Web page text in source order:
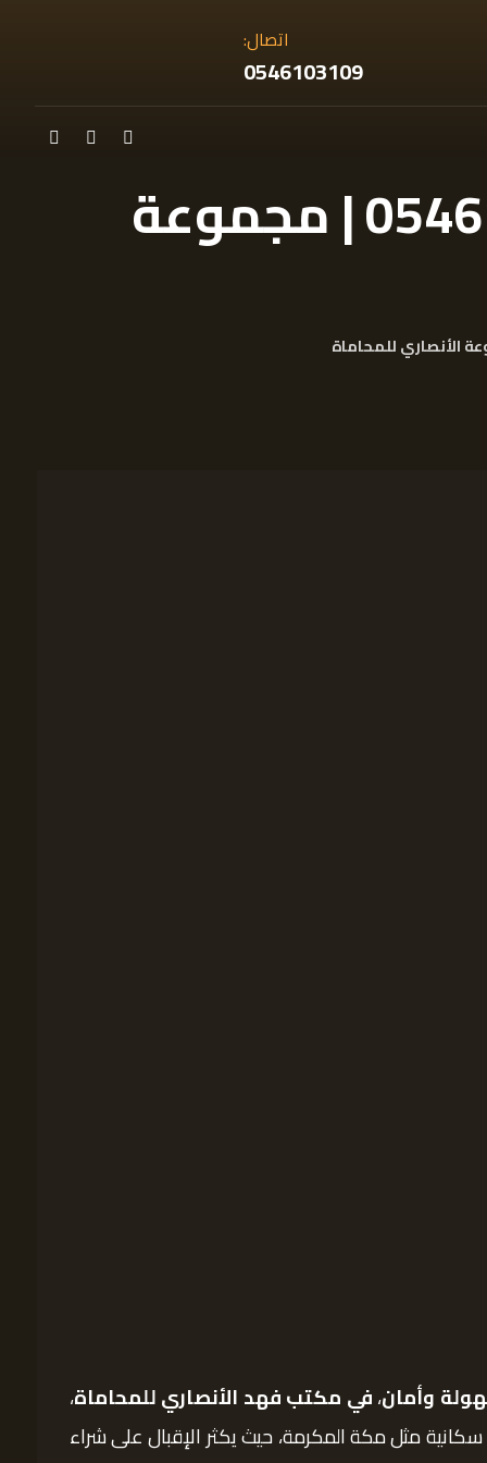
اتصال:
0546103109
مسجل عيني عقاري في مكة | 0546103109 | مجموعة
وأمان،في مكتب فهد الأنصاري للمحاماة،
مثل مكة المكرمة، حيث يكثر الإقبال على شراء